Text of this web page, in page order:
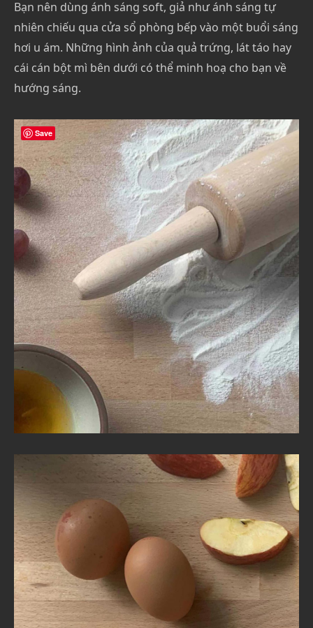
Bạn nên dùng ánh sáng soft, giả như ánh sáng tự
nhiên chiếu qua cửa sổ phòng bếp vào một buổi sáng
hơi u ám. Những hình ảnh của quả trứng, lát táo hay
cái cán bột mì bên dưới có thể minh hoạ cho bạn về
hướng sáng.
Save